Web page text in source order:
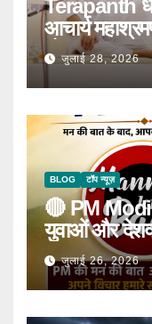
Terapanth
आचार्य
घोषणा
जुलाई 28, 2026
BLOG टॉप न्यूज़
🔴 PM
युवाओं और
जुलाई 26, 2026